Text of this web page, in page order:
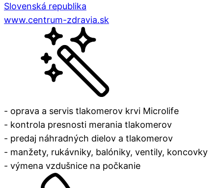
Slovenská republika
www.centrum-zdravia.sk
- oprava a servis tlakomerov krvi Microlife
- kontrola presnosti merania tlakomerov
- predaj náhradných dielov a tlakomerov
- manžety, rukávniky, balóniky, ventily, koncovky
- výmena vzdušnice na počkanie